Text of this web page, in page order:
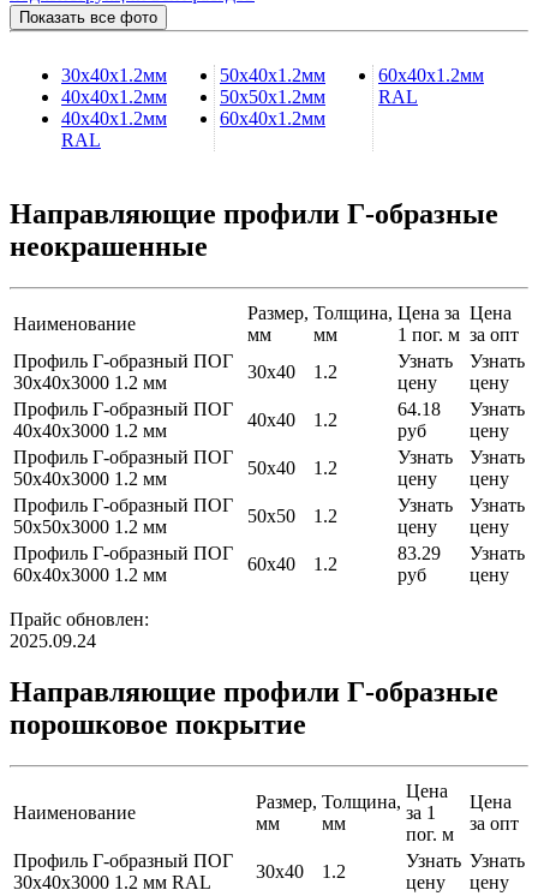
Показать все фото
30х40х1.2мм
40х40х1.2мм
40х40х1.2мм
RAL
50х40х1.2мм
50х50х1.2мм
60х40х1.2мм
60х40х1.2мм
RAL
Направляющие профили Г-образные
неокрашенные
Наименование
Размер,
мм
Толщина,
мм
Цена за
1 пог. м
Цена
за опт
Профиль Г-образный ПОГ
30х40х3000 1.2 мм
30х40 1.2
Узнать
цену
Узнать
цену
Профиль Г-образный ПОГ
40х40х3000 1.2 мм
40х40 1.2
64.18
руб
Узнать
цену
Профиль Г-образный ПОГ
50х40х3000 1.2 мм
50х40 1.2
Узнать
цену
Узнать
цену
Профиль Г-образный ПОГ
50х50х3000 1.2 мм
50х50 1.2
Узнать
цену
Узнать
цену
Профиль Г-образный ПОГ
60х40х3000 1.2 мм
60х40 1.2
83.29
руб
Узнать
цену
Прайс обновлен:
2025.09.24
Направляющие профили Г-образные
порошковое покрытие
Наименование
Размер,
мм
Толщина,
мм
Цена
за 1
пог. м
Цена
за опт
Профиль Г-образный ПОГ
30х40х3000 1.2 мм RAL
30х40 1.2
Узнать
цену
Узнать
цену